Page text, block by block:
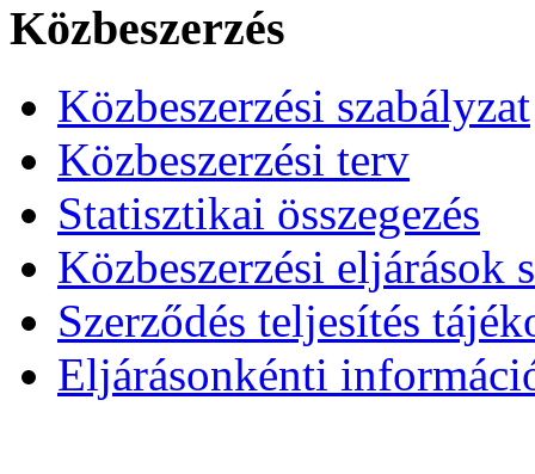
Közbeszerzés
Közbeszerzési szabályzat
Közbeszerzési terv
Statisztikai összegezés
Közbeszerzési eljárások
Szerződés teljesítés
Eljárásonkénti